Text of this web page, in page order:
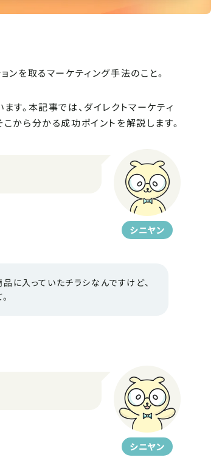
を取るマーケティング手法のこと。
す。本記事では、ダイレクトマーケティ
から分かる成功ポイントを解説します。
シニヤン
に入っていたチラシなんですけど、
シニヤン